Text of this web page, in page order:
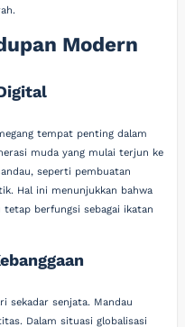
Modern
tempat penting dalam
muda yang mulai terjun ke
seperti pembuatan
Hal ini menunjukkan bahwa
berfungsi sebagai ikatan
sekadar senjata. Mandau
Dalam situasi globalisasi